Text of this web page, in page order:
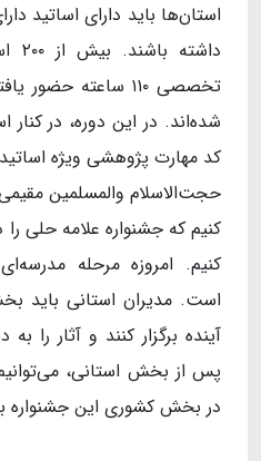
استان‌ها باید دارای اساتید
تخصصی ۱۱۰ ساعته
شده‌اند. در این دوره، در کنار
کد مهارت پژوهشی ویژه
حجت‌الاسلام والمسلمین
کنیم که جشنواره علامه حلی
کنیم. امروزه مرحله
است. مدیران استانی باید
آینده برگزار کنند و آثار را
پس از بخش استانی، می‌توانیم
در بخش کشوری این جشنواره